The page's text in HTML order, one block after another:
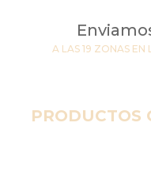
A LAS 19 ZONAS EN
PRODUCTOS